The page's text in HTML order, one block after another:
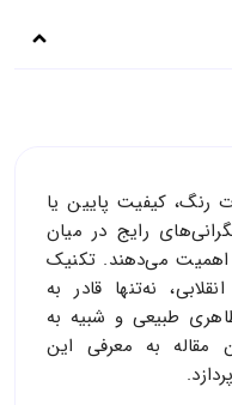
رنگ، کیفیت پایین یا
رایج در میان
اهمیت می‌دهند. تکنیک
نه‌تنها قادر به
طبیعی و شبیه به
مقاله به معرفی این